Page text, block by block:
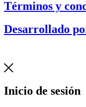
Términos y
Desarrollado
Inicio de sesión